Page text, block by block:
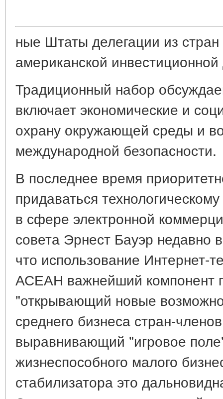
ные Штаты делегации из
американской
Традиционный набор
включает экономические и
охрану окружающей среды и
международной безопасности.
В последнее время
придаваться
в сфере электронной
совета Эрнест Бауэр недавно
что использование Интернет-
АСЕАН важнейший компонент
"открывающий новые
среднего бизнеса стран-
выравнивающий "игровое
жизнеспособного малого
стабилизатора это